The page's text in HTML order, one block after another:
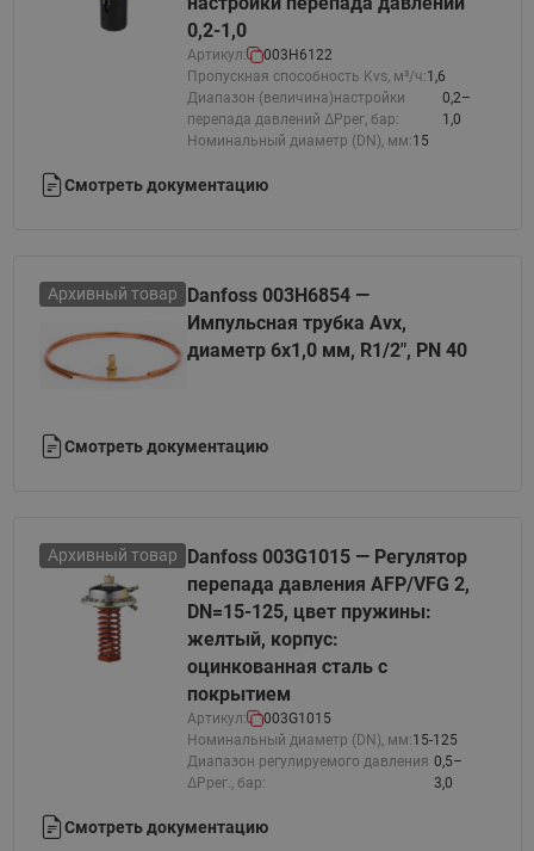
0,2-1,0
Артикул:
003H6122
Пропускная способность Kvs, м³/ч:1,6
Диапазон (величина)настройки
перепада давлений ΔРрег, бар:
0,2–
1,0
Номинальный диаметр (DN), мм:15
Смотреть документацию
Архивный товар
Danfoss 003H6854 —
Импульсная трубка Avx,
диаметр 6x1,0 мм, R1/2", PN 40
Смотреть документацию
Архивный товар
Danfoss 003G1015 — Регулятор
перепада давления AFP/VFG 2,
DN=15-125, цвет пружины:
желтый, корпус:
оцинкованная сталь с
покрытием
Артикул:
003G1015
Номинальный диаметр (DN), мм:15-125
Диапазон регулируемого давления
ΔPрег., бар:
0,5–
3,0
Смотреть документацию